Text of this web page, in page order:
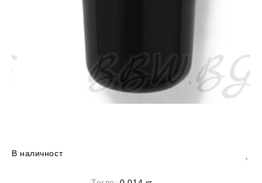
В наличност